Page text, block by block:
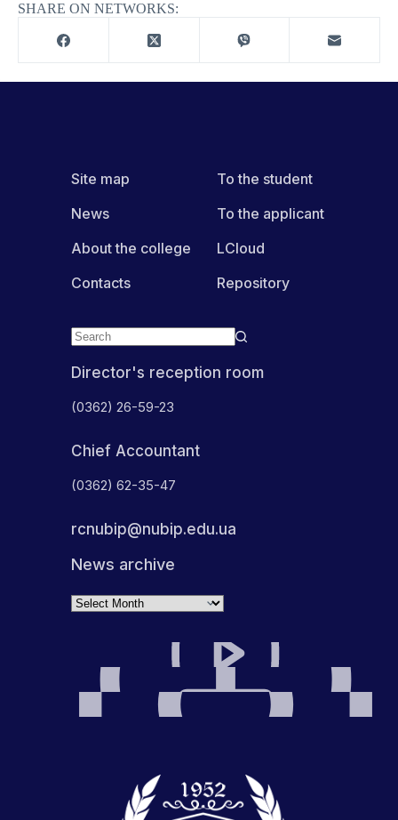
SHARE ON NETWORKS:
Director's reception room
(0362) 26-59-23
Chief Accountant
(0362) 62-35-47
rcnubip@nubip.edu.ua
News archive
Archives
Site map
News
About the college
Contacts
To the student
To the applicant
LCloud
Repository